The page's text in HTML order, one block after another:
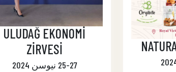
ULUDAĞ EKONOMİ
ZİRVESİ
25-27 نيوسن 2024